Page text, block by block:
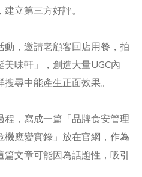
立第三方好評。
動，邀請老顧客回店用餐，拍
美味軒」，創造大量UGC內
尋中能產生正面效果。
程，寫成一篇「品牌食安管理
機應變實錄」放在官網，作為
文章可能因為話題性，吸引